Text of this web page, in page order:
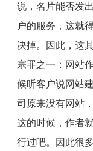
说，名片能否发
户的服务，这就
决掉。因此，这
宗罪之一：网站
候听客户说网站
司原来没有网站
这的时候，作者
行过吧。因此很